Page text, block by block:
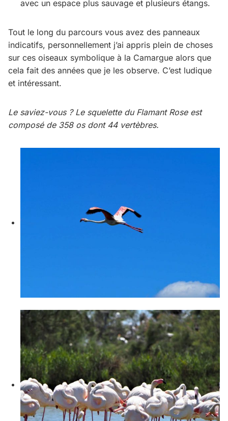
avec un espace plus sauvage et plusieurs étangs.
Tout le long du parcours vous avez des panneaux
indicatifs, personnellement j’ai appris plein de choses
sur ces oiseaux symbolique à la Camargue alors que
cela fait des années que je les observe. C’est ludique
et intéressant.
Le saviez-vous ? Le squelette du Flamant Rose est
composé de 358 os dont 44 vertèbres.